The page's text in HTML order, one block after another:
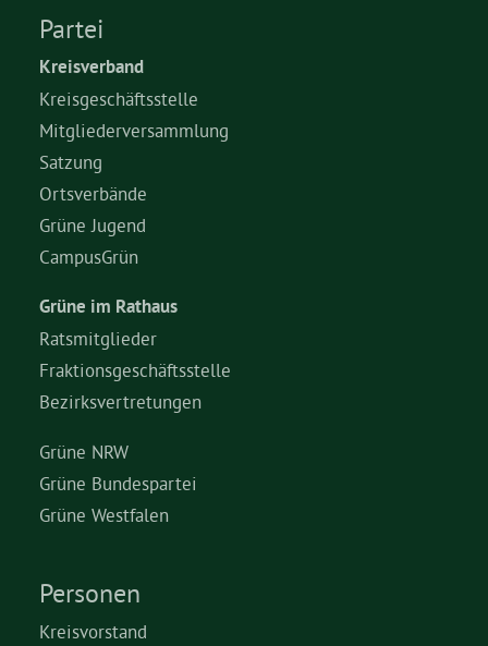
Partei
Kreisverband
Kreisgeschäftsstelle
Mitgliederversammlung
Satzung
Ortsverbände
Grüne Jugend
CampusGrün
Grüne im Rathaus
Ratsmitglieder
Fraktionsgeschäftsstelle
Bezirksvertretungen
Grüne NRW
Grüne Bundespartei
Grüne Westfalen
Personen
Kreisvorstand